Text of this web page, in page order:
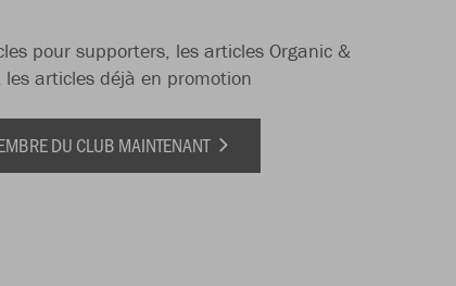
pour supporters, les articles Organic &
les articles déjà en promotion
DU CLUB MAINTENANT